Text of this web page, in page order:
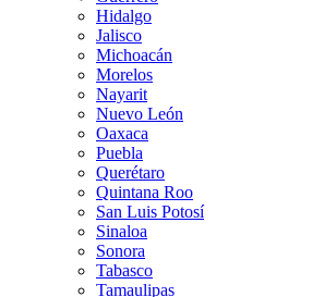
Hidalgo
Jalisco
Michoacán
Morelos
Nayarit
Nuevo León
Oaxaca
Puebla
Querétaro
Quintana Roo
San Luis Potosí
Sinaloa
Sonora
Tabasco
Tamaulipas